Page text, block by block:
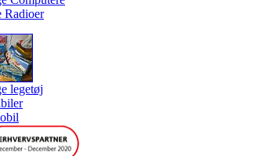
Radioer
legetøj